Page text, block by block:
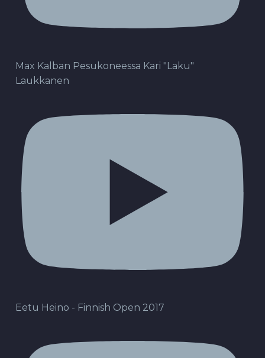
Max Kalban Pesukoneessa Kari "Laku"
Laukkanen
Eetu Heino - Finnish Open 2017